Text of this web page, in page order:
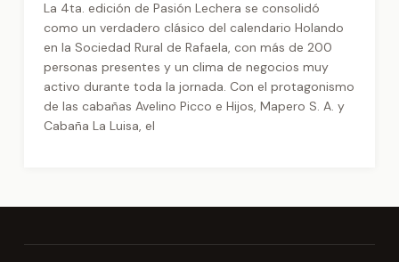
La 4ta. edición de Pasión Lechera se consolidó
como un verdadero clásico del calendario Holando
en la Sociedad Rural de Rafaela, con más de 200
personas presentes y un clima de negocios muy
activo durante toda la jornada. Con el protagonismo
de las cabañas Avelino Picco e Hijos, Mapero S. A. y
Cabaña La Luisa, el